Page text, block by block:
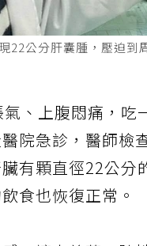
22公分肝囊腫，壓迫
、上腹悶痛，
院急診，醫師檢
臟有顆直徑22公
食也恢復正常。